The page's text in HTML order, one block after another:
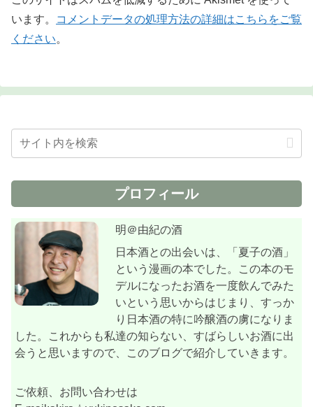
います。
コメントデータの処理方法の詳細はこちらをご覧
ください。
プロフィール
明＠由紀の酒
日本酒との出会いは、「夏子の酒」
という漫画の本でした。この本のモ
デルになったお酒を一度飲んでみた
いという思いからはじまり、すっか
り日本酒の特に吟醸酒の虜になりま
した。これからも私達の知らない、すばらしいお酒に出
会うと思いますので、このブログで紹介していきます。
ご依頼、お問い合わせは